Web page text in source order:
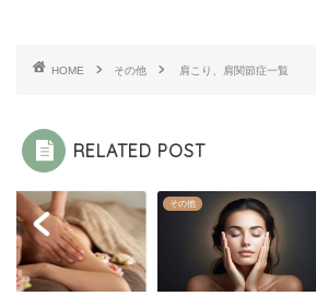
HOME その他 肩こり、肩関節症一覧
RELATED POST
その他